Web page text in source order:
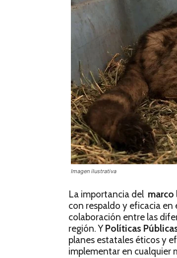
Imagen ilustrativa
La importancia del marco
con respaldo y eficacia en
colaboración entre las
región. YPolíticas
planes estatales éticos y
implementar en cualquier